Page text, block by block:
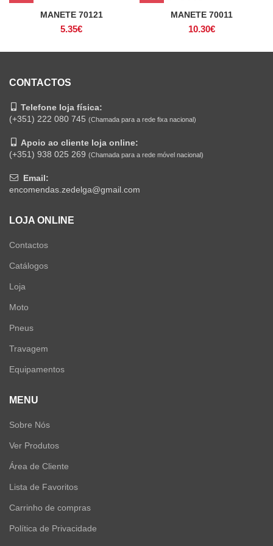
MANETE 70121
5.35€
MANETE 70011
10.30€
CONTACTOS
Telefone loja física:
(+351) 222 080 745 (Chamada para a rede fixa nacional)
Apoio ao cliente loja online:
(+351) 938 025 269 (Chamada para a rede móvel nacional)
Email:
encomendas.zedelga@gmail.com
LOJA ONLINE
Contactos
Catálogos
Loja
Moto
Pneus
Travagem
Equipamentos
MENU
Sobre Nós
Ver Produtos
Área de Cliente
Lista de Favoritos
Carrinho de compras
Política de Privacidade